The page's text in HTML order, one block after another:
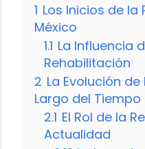
1 Los Inicios de la
México
1.1 La Influencia
Rehabilitación
2 La Evolución
Largo del Tiempo
2.1 El Rol de la
Actualidad